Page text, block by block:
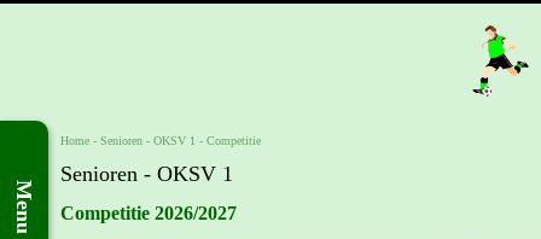
Menu
Home - Senioren - OKSV 1 - Competitie
Senioren - OKSV 1
Competitie 2026/2027